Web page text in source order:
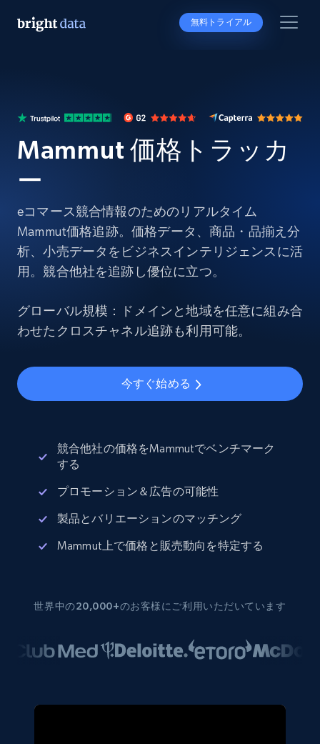
無料トライアル
Mammut 価格トラッカ
ー
eコマース競合情報のためのリアルタイム
Mammut価格追跡。価格データ、商品・品揃え分
析、小売データをビジネスインテリジェンスに活
用。競合他社を追跡し優位に立つ。
グローバル規模：ドメインと地域を任意に組み合
わせたクロスチャネル追跡も利用可能。
今すぐ始める
競合他社の価格をMammutでベンチマーク
する
プロモーション＆広告の可能性
製品とバリエーションのマッチング
Mammut上で価格と販売動向を特定する
世界中の20,000+のお客様にご利用いただいています